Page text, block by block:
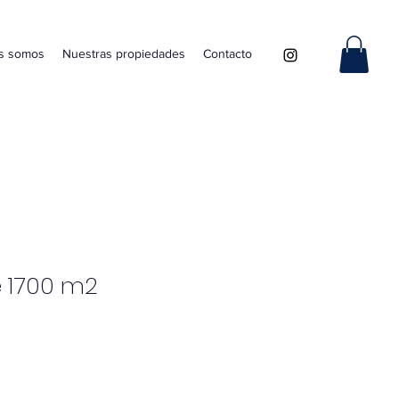
somos Nuestras propiedades Contacto
1700 m2